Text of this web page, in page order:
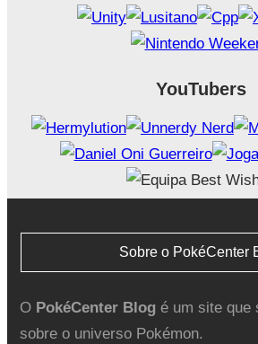
YouTubers
Sobre o PokéCenter
O PokéCenter Blogé um site que
sobre o universo Pokémon.